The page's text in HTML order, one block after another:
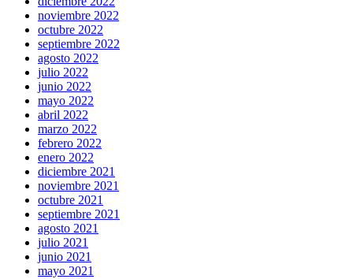
noviembre 2022
octubre 2022
septiembre 2022
agosto 2022
julio 2022
junio 2022
mayo 2022
abril 2022
marzo 2022
febrero 2022
enero 2022
diciembre 2021
noviembre 2021
octubre 2021
septiembre 2021
agosto 2021
julio 2021
junio 2021
mayo 2021